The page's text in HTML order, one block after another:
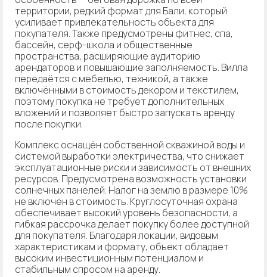
территории, редкий формат для Бали, который
усиливает привлекательность объекта для
покупателя. Также предусмотрены фитнес, спа,
бассейн, серф-школа и общественные
пространства, расширяющие аудиторию
арендаторов и повышающие заполняемость. Вилла
передаётся с мебелью, техникой, а также
включёнными в стоимость декором и текстилем,
поэтому покупка не требует дополнительных
вложений и позволяет быстро запускать аренду
после покупки.
Комплекс оснащён собственной скважиной воды и
системой выработки электричества, что снижает
эксплуатационные риски и зависимость от внешних
ресурсов. Предусмотрена возможность установки
солнечных панелей. Налог на землю в размере 10%
не включён в стоимость. Круглосуточная охрана
обеспечивает высокий уровень безопасности, а
гибкая рассрочка делает покупку более доступной
для покупателя. Благодаря локации, видовым
характеристикам и формату, объект обладает
высоким инвестиционным потенциалом и
стабильным спросом на аренду.